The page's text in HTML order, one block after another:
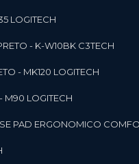
LOGITECH
- K-W10BK C3TECH
- MK120 LOGITECH
M90 LOGITECH
PAD ERGONOMICO